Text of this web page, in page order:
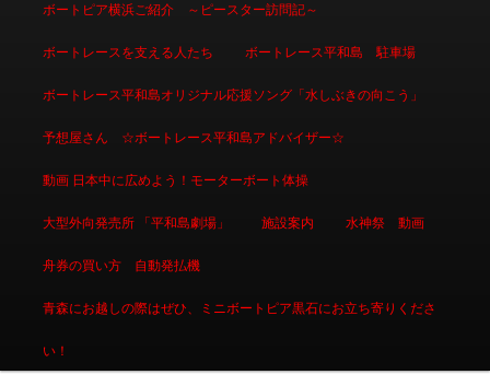
ボートピア横浜ご紹介 ～ピースター訪問記～
ボートレースを支える人たち ボートレース平和島 駐車場
ボートレース平和島オリジナル応援ソング「水しぶきの向こう」
予想屋さん ☆ボートレース平和島アドバイザー☆
動画 日本中に広めよう！モーターボート体操
大型外向発売所 「平和島劇場」 施設案内 水神祭 動画
舟券の買い方 自動発払機
青森にお越しの際はぜひ、ミニボートピア黒石にお立ち寄りくださ
い！